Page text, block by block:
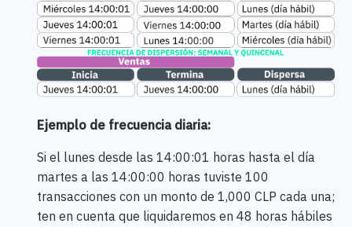
Ejemplo de frecuencia diaria:
Si el lunes desde las 14:00:01 horas hasta el día
martes a las 14:00:00 horas tuviste 100
transacciones con un monto de 1,000 CLP cada una;
ten en cuenta que liquidaremos en 48 horas hábiles